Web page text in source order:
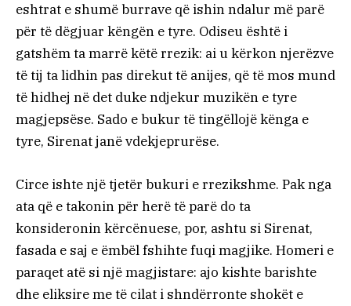
eshtrat e shumë burrave që ishin ndalur më parë
për të dëgjuar këngën e tyre. Odiseu është i
gatshëm ta marrë këtë rrezik: ai u kërkon njerëzve
të tij ta lidhin pas direkut të anijes, që të mos mund
të hidhej në det duke ndjekur muzikën e tyre
magjepsëse. Sado e bukur të tingëllojë kënga e
tyre, Sirenat janë vdekjeprurëse.
Circe ishte një tjetër bukuri e rrezikshme. Pak nga
ata që e takonin për herë të parë do ta
konsideronin kërcënuese, por, ashtu si Sirenat,
fasada e saj e ëmbël fshihte fuqi magjike. Homeri e
paraqet atë si një magjistare: ajo kishte barishte
dhe eliksire me të cilat i shndërronte shokët e